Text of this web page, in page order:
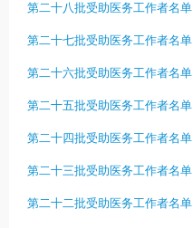
第二十八批受助医务工作者名单
第二十七批受助医务工作者名单
第二十六批受助医务工作者名单
第二十五批受助医务工作者名单
第二十四批受助医务工作者名单
第二十三批受助医务工作者名单
第二十二批受助医务工作者名单